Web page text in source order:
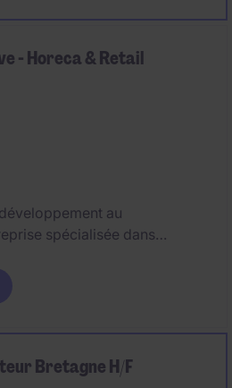
- Horeca & Retail
au
spécialisée dans
un(e)
son équipe
Bretagne H/F